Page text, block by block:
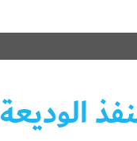
الوديعة